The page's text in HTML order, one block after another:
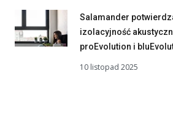
Salamander
izolacyjność
proEvolution i
10 listopad 2025